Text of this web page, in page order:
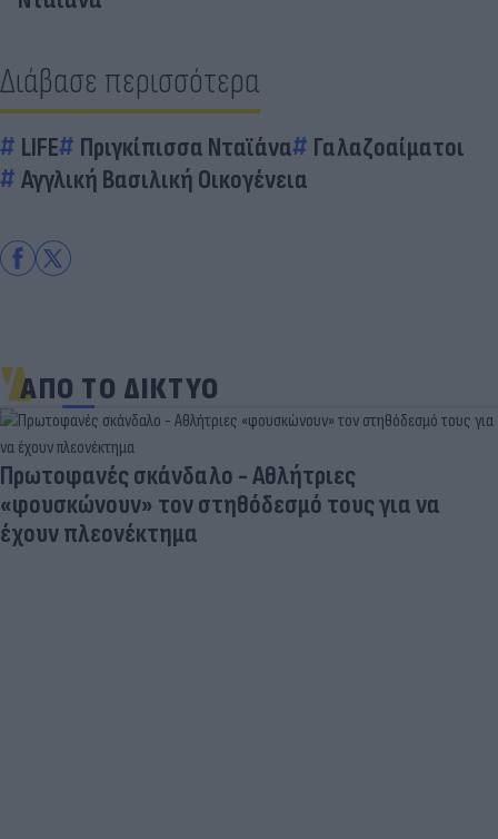
Διάβασε περισσότερα
LIFE Πριγκίπισσα Νταϊάνα
Γαλαζοαίματοι
Αγγλική Βασιλική Οικογένεια
ΑΠΟ ΤΟ ΔΙΚΤΥΟ
Πρωτοφανές σκάνδαλο - Aθλήτριες
«φουσκώνουν» τον στηθόδεσμό τους για να
έχουν πλεονέκτημα